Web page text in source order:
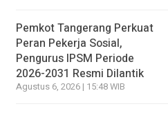
Pemkot Tangerang Perkuat
Peran Pekerja Sosial,
Pengurus IPSM Periode
2026-2031 Resmi Dilantik
Agustus 6, 2026 | 15:48 WIB